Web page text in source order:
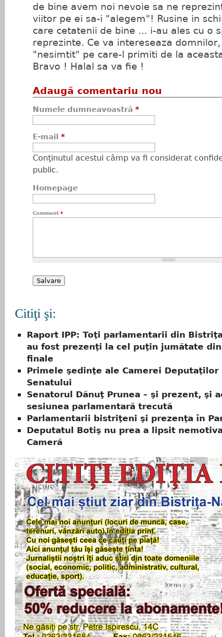
de bine avem noi nevoie sa ne
viitor pe ei sa-i "alegem"! Rusine in
care cetatenii de bine ... i-au ales cu o
reprezinte. Ce va intereseaza
"nesimtit" pe care-l primiti de la
Bravo ! Halal sa va fie !
Adaugă comentariu nou
Numele dumneavoastră *
E-mail *
Conţinutul acestui câmp va fi considerat
public.
Homepage
Comment *
Citiţi şi:
Raport IPP: Toţi parlamentarii din
au fost prezenţi la cel puţin jumătate
finale
Primele şedinţe ale Camerei Deputaţilor
Senatului
Senatorul Dănuţ Prunea – şi prezent, şi
sesiunea parlamentară trecută
Parlamentarii bistriţeni şi prezenţa în
Deputatul Botiş nu prea a lipsit
Cameră